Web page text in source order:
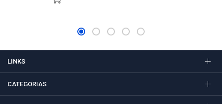
LINKS
CATEGORIAS